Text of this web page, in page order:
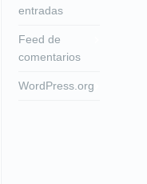
entradas
Feed de
comentarios
WordPress.org